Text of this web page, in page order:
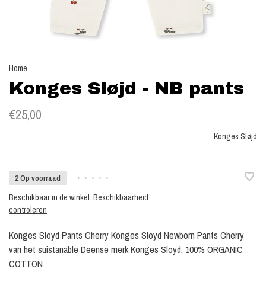
Home
Konges Sløjd - NB pants
€25,00
Konges Sløjd
2 Op voorraad • • • • •
Beschikbaar in de winkel: Beschikbaarheid
controleren
Konges Sloyd Pants Cherry Konges Sloyd Newborn Pants Cherry
van het suistanable Deense merk Konges Sloyd. 100% ORGANIC
COTTON